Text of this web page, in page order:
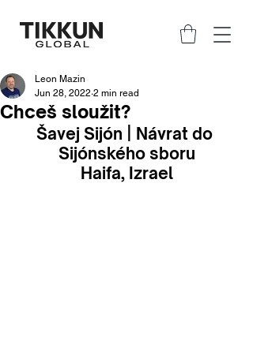
Chceš sloužit?
Leon Mazin
Jun 28, 2022 2 min read
Šavej Sijón | Návrat do
Sijónského sboru
Haifa, Izrael